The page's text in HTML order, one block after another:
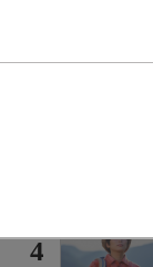
4